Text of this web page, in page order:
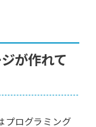
が作れて
プログラミング